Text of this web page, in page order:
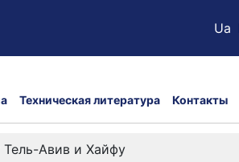
Ua
Техническая литература Контакты
Тель-Авив и Хайфу